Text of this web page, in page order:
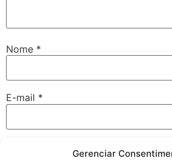
Gerenciar
Nome *
E-mail *